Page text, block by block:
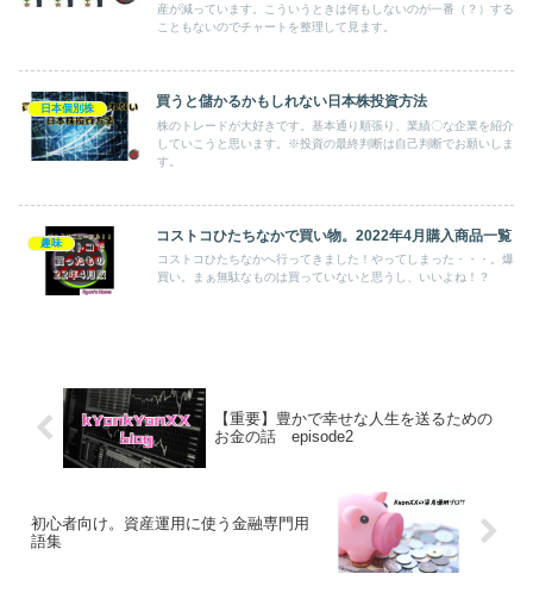
産が減っています。こういうときは何もしないのが一番（？）する
こともないのでチャートを整理して見ます。
日本個別株 買うと儲かるかもしれない日本株投資方法
株のトレードが大好きです。基本通り順張り、業績〇な企業を紹介
していこうと思います。※投資の最終判断は自己判断でお願いしま
す。
趣味 コストコひたちなかで買い物。2022年4月購入商品一覧
コストコひたちなかへ行ってきました！やってしまった・・・。爆
買い。まぁ無駄なものは買っていないと思うし、いいよね！？
【重要】豊かで幸せな人生を送るための
お金の話 episode2
初心者向け。資産運用に使う金融専門用
語集